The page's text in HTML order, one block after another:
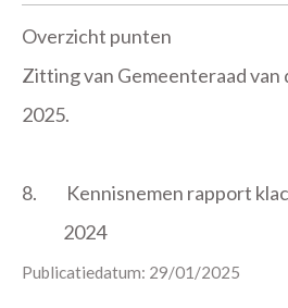
Overzicht punten
Zitting van Gemeenteraad van
2025.
8.
Kennisnemen rapport
2024
Publicatiedatum: 29/01/2025